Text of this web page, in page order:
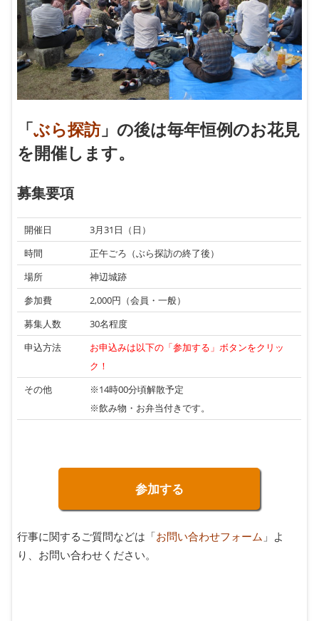
「ぶら探訪」の後は毎年恒例のお花見
を開催します。
募集要項
開催日
3月31日（日）
時間
正午ごろ（ぶら探訪の終了後）
場所
神辺城跡
参加費
2,000円（会員・一般）
募集人数
30名程度
申込方法
お申込みは以下の「参加する」ボタンをクリッ
ク！
その他
※14時00分頃解散予定
※飲み物・お弁当付きです。
参加する
行事に関するご質問などは「お問い合わせフォーム 」よ
り、お問い合わせください。